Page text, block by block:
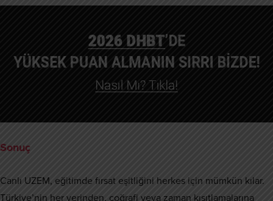
Sonuç
Canlı UZEM, eğitimde fırsat eşitliğini herkes için mümkün kılar.
Türkiye’nin her yerinden, coğrafi veya zaman kısıtlamalarına